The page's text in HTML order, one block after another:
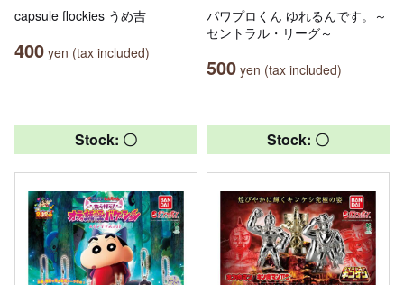
capsule flockies うめ吉
400 yen (tax included)
パワプロくん ゆれるんです。～
セントラル・リーグ～
500 yen (tax included)
Stock: 〇 Stock: 〇